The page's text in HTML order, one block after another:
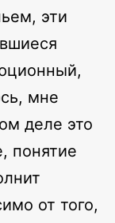
эти
мне
деле это
понятие
от того,